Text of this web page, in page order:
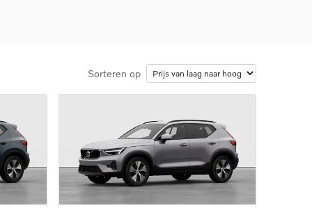
Sorteren op